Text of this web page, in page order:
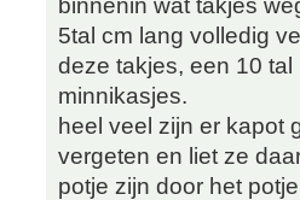
5tal cm lang volledig
deze takjes, een 10
minnikasjes.
heel veel zijn er kapot
vergeten en liet ze
potje zijn door het